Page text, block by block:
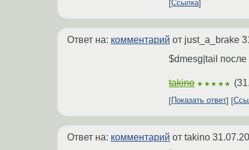
Ссылка
Ответ на: комментарий от just_a_brake
$dmesg|tail после
takino ★★★★★ (
Показать ответ
Ответ на: комментарий от takino